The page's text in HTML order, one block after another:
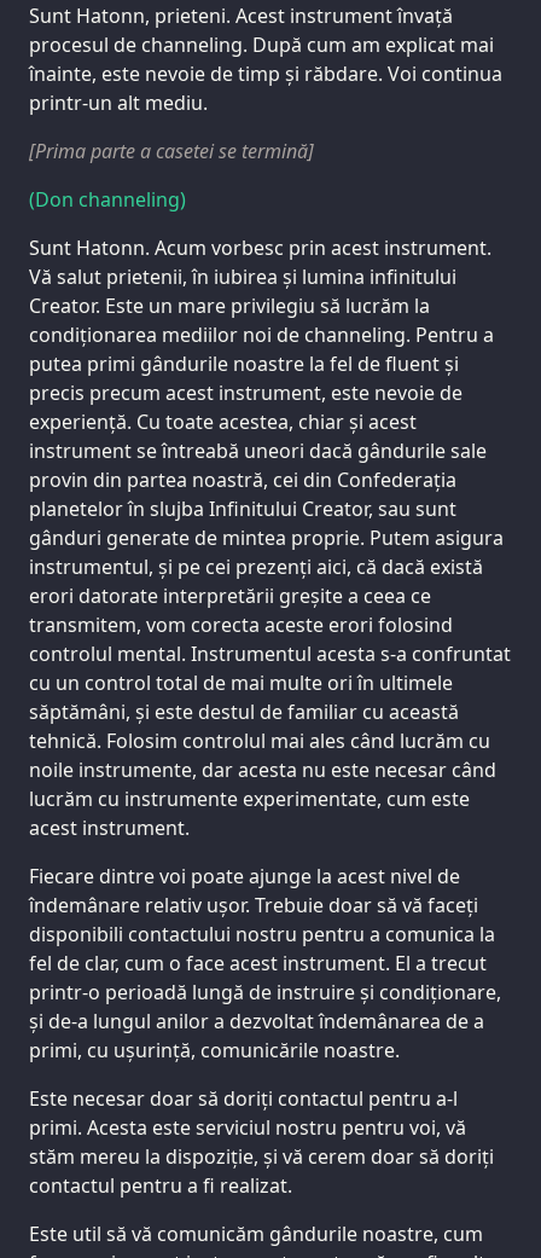
Sunt Hatonn, prieteni. Acest instrument învață
procesul de channeling. După cum am explicat mai
înainte, este nevoie de timp și răbdare. Voi continua
printr-un alt mediu.
[Prima parte a casetei se termină]
(Don channeling)
Sunt Hatonn. Acum vorbesc prin acest instrument.
Vă salut prietenii, în iubirea și lumina infinitului
Creator. Este un mare privilegiu să lucrăm la
condiționarea mediilor noi de channeling. Pentru a
putea primi gândurile noastre la fel de fluent și
precis precum acest instrument, este nevoie de
experiență. Cu toate acestea, chiar și acest
instrument se întreabă uneori dacă gândurile sale
provin din partea noastră, cei din Confederația
planetelor în slujba Infinitului Creator, sau sunt
gânduri generate de mintea proprie. Putem asigura
instrumentul, și pe cei prezenți aici, că dacă există
erori datorate interpretării greșite a ceea ce
transmitem, vom corecta aceste erori folosind
controlul mental. Instrumentul acesta s-a confruntat
cu un control total de mai multe ori în ultimele
săptămâni, și este destul de familiar cu această
tehnică. Folosim controlul mai ales când lucrăm cu
noile instrumente, dar acesta nu este necesar când
lucrăm cu instrumente experimentate, cum este
acest instrument.
Fiecare dintre voi poate ajunge la acest nivel de
îndemânare relativ ușor. Trebuie doar să vă faceți
disponibili contactului nostru pentru a comunica la
fel de clar, cum o face acest instrument. El a trecut
printr-o perioadă lungă de instruire și condiționare,
și de-a lungul anilor a dezvoltat îndemânarea de a
primi, cu ușurință, comunicările noastre.
Este necesar doar să doriți contactul pentru a-l
primi. Acesta este serviciul nostru pentru voi, vă
stăm mereu la dispoziție, și vă cerem doar să doriți
contactul pentru a fi realizat.
Este util să vă comunicăm gândurile noastre, cum